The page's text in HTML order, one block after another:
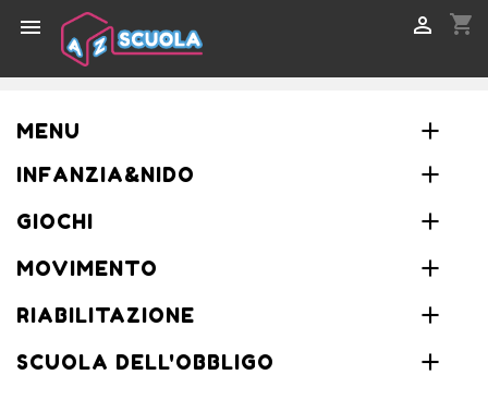
 shopping_cart

MENU
INFANZIA&NIDO
GIOCHI
MOVIMENTO
RIABILITAZIONE
SCUOLA DELL'OBBLIGO